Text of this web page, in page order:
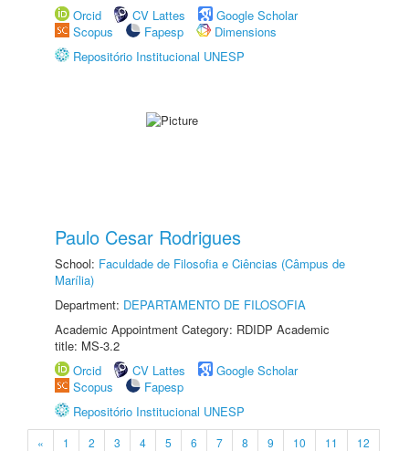
Orcid
CV Lattes
Google Scholar
Scopus
Fapesp
Dimensions
Repositório Institucional UNESP
Paulo Cesar Rodrigues
School: Faculdade de Filosofia e Ciências (Câmpus de
Marília)
Department: DEPARTAMENTO DE FILOSOFIA
Academic Appointment Category: RDIDP Academic
title: MS-3.2
Orcid
CV Lattes
Google Scholar
Scopus
Fapesp
Repositório Institucional UNESP
« 1 2 3 4 5 6 7 8 9 10 11
12